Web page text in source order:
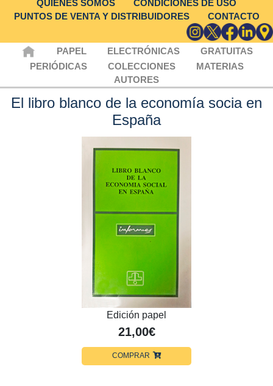
QUIÉNES SOMOS
CONDICIONES DE USO
PUNTOS DE VENTA Y DISTRIBUIDORES
CONTACTO
PAPEL ELECTRÓNICAS
GRATUITAS
PERIÓDICAS
COLECCIONES
MATERIAS
AUTORES
El libro blanco de la economía socia en
España
Edición papel
21,00€
COMPRAR